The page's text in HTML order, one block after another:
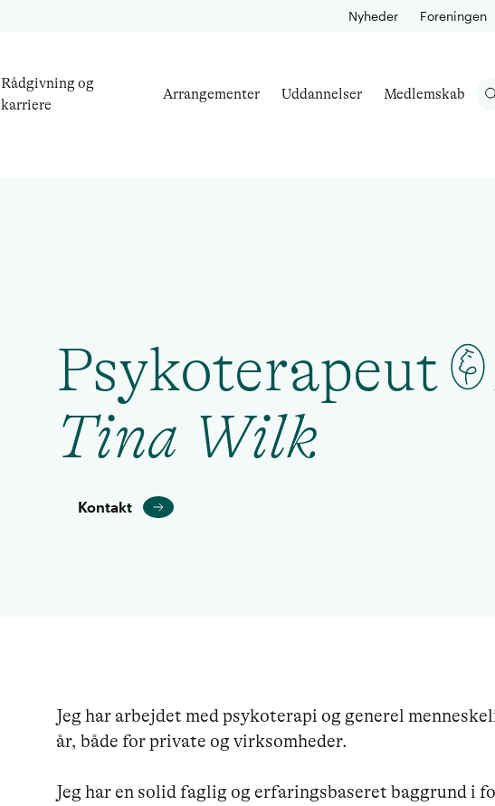
Nyheder Foreningen
Rådgivning og
karriere
Arrangementer Uddannelser Medlemskab
Psykoterapeut
Tina Wilk
Kontakt
Jeg har arbejdet med psykoterapi og generel
år, både for private og virksomheder.
Jeg har en solid faglig og erfaringsbaseret baggrund i